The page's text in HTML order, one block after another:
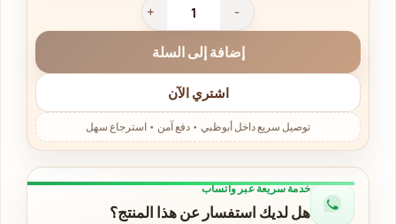
إضافة إلى السلة
اشتري الآن
خدمة سريعة عبر واتساب
هل لديك استفسار عن هذا المنتج؟